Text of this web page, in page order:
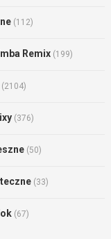
(112)
Remix (199)
(2104)
(376)
(50)
(33)
(67)